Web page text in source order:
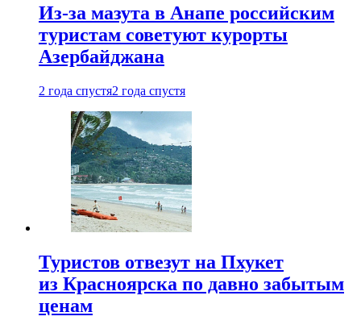
Из-за мазута в Анапе российским
туристам советуют курорты
Азербайджана
2 года спустя2 года спустя
Туристов отвезут на Пхукет
из Красноярска по давно забытым
ценам